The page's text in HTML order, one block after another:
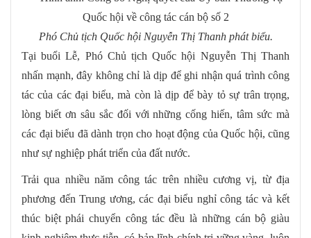
Phó Chủ tịch Quốc hội Nguyễn Thị Thanh phát biểu.
Tại buổi Lễ, Phó Chủ tịch Quốc hội Nguyễn Thị Thanh
nhấn mạnh, đây không chỉ là dịp để ghi nhận quá trình công
tác của các đại biểu, mà còn là dịp để bày tỏ sự trân trọng,
lòng biết ơn sâu sắc đối với những cống hiến, tâm sức mà
các đại biểu đã dành trọn cho hoạt động của Quốc hội, cũng
như sự nghiệp phát triển của đất nước.
Trải qua nhiều năm công tác trên nhiều cương vị, từ địa
phương đến Trung ương, các đại biểu nghỉ công tác và kết
thúc biệt phái chuyển công tác đều là những cán bộ giàu